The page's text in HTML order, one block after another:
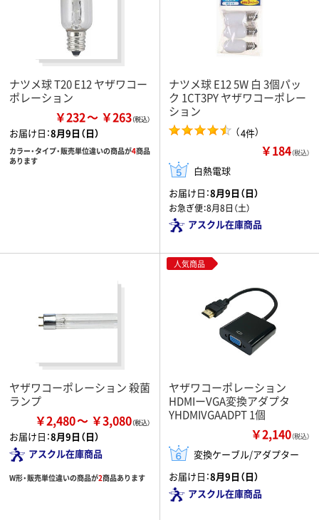
ナツメ球 T20 E12 ヤザワコー
ポレーション
￥232 ￥263
お届け日：8月9日（日）
カラー・タイプ・販売単位違いの商品が4商品
あります
ナツメ球 E12 5W 白 3個パッ
ク 1CT3PY ヤザワコーポレー
ション
（4件）
￥184（税込）
白熱電球
お届け日：8月9日（日）
お急ぎ便：8月8日（土）
アスクル在庫商品
ヤザワコーポレーション 殺菌
ランプ
￥2,480 ￥3,080
お届け日：8月9日（日）
アスクル在庫商品
W形・販売単位違いの商品が2商品あります
人気商品
ヤザワコーポレーション
HDMIーVGA変換アダプタ
YHDMIVGAADPT 1個
￥2,140（税込）
変換ケーブル/アダプター
お届け日：8月9日（日）
アスクル在庫商品